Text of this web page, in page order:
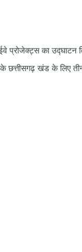
प्रोजेक्ट्स का उद्घाटन
छत्तीसगढ़ खंड के लिए तीन